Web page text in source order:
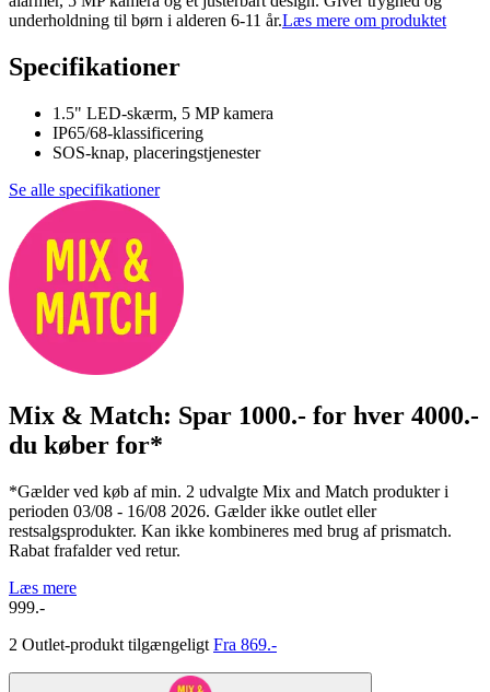
underholdning til børn i alderen 6-11 år.Læs mere om produktet
Specifikationer
1.5" LED-skærm, 5 MP kamera
IP65/68-klassificering
SOS-knap, placeringstjenester
Se alle specifikationer
Mix & Match: Spar 1000.- for hver 4000.-
du køber for*
*Gælder ved køb af min. 2 udvalgte Mix and Match produkter i
perioden 03/08 - 16/08 2026. Gælder ikke outlet eller
restsalgsprodukter. Kan ikke kombineres med brug af prismatch.
Rabat frafalder ved retur.
Læs mere
999.-
2 Outlet-produkt tilgængeligt Fra 869.-